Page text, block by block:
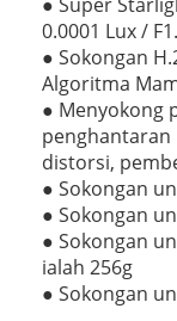
0.0001 Lux /
● Sokongan
Algoritma
● Menyokong
penghantaran
distorsi,
● Sokongan
● Sokongan
● Sokongan
ialah 256g
● Sokongan